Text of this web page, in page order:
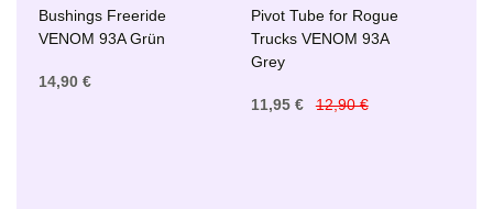
Bushings Freeride
VENOM 93A Grün
14,90 €
Pivot Tube for Rogue
Trucks VENOM 93A
Grey
11,95 € 12,90 €